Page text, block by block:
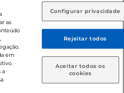
(GO)
Ou
informe como deseja receber
Retire em Loja
as compras on-line é de R$
Todos os direitos
Prezunic.
as
em
a
Configurar privacidade
Rejeitar todos
Aceitar todos os
cookies